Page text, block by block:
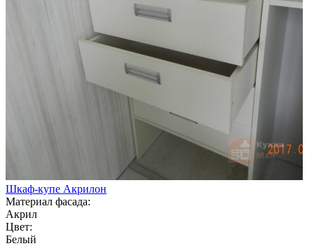
Шкаф-купе Акрилон
Материал фасада:
Акрил
Цвет:
Белый